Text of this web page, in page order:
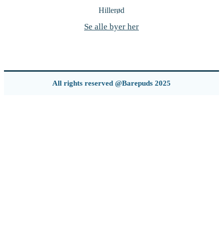
Hillerød
Se alle byer her
All rights reserved @Barepuds 2025